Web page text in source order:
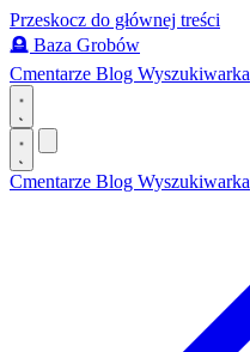
Przeskocz do głównej treści
🪦 Baza Grobów
Cmentarze Blog Wyszukiwarka
Cmentarze Blog Wyszukiwarka